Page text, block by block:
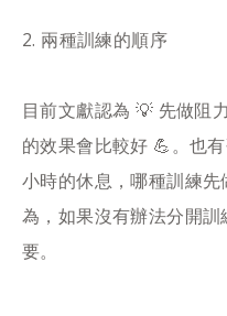
2️. 兩種訓練的順序​
目前文獻認為 💡 先做阻
的效果會比較好 💪。也
小時的休息，哪種訓練
為，如果沒有辦法分開
要。​